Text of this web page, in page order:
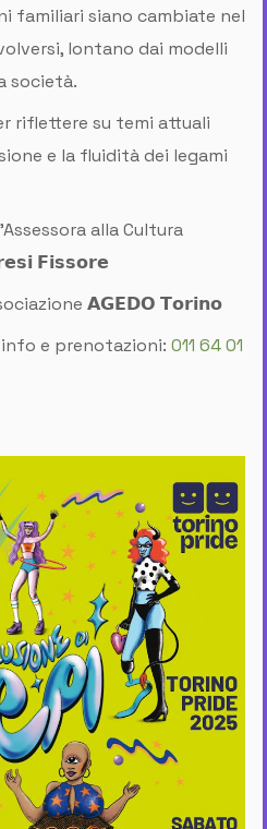
familiari siano cambiate nel
lontano dai modelli
società.
riflettere su temi attuali
e la fluidità dei legami
alla Cultura
𝗙𝗶𝘀𝘀𝗼𝗿𝗲
𝗔𝗚𝗘𝗗𝗢 𝗧𝗼𝗿𝗶𝗻𝗼
e prenotazioni: 011 64 01